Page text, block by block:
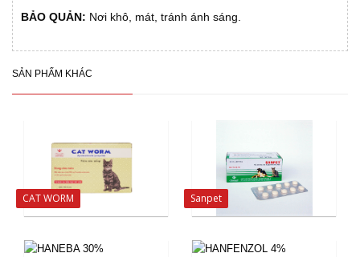
BẢO QUẢN: Nơi khô, mát, tránh ánh sáng.
SẢN PHẨM KHÁC
CAT WORM Sanpet